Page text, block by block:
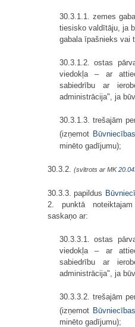
30.3.1.1. zemes
tiesisko valdītāju, ja
gabala īpašnieks vai
30.3.1.2. ostas
viedokļa – ar
sabiedrību ar
administrācija", ja
30.3.1.3. trešajām
(izņemot
minēto gadījumu);
30.3.2. (svītrots ar MK
30.3.3. papildus
2. punktā
saskaņo ar:
30.3.3.1. ostas
viedokļa – ar
sabiedrību ar
administrācija", ja
30.3.3.2. trešajām
(izņemot
minēto gadījumu);